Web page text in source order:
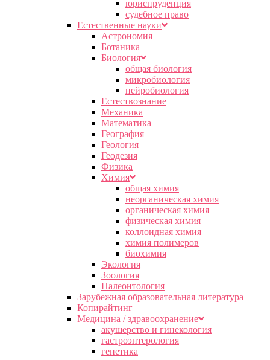
юриспруденция
судебное право
Естественные науки
Астрономия
Ботаника
Биология
общая биология
микробиология
нейробиология
Естествознание
Механика
Математика
География
Геология
Геодезия
Физика
Химия
общая химия
неорганическая химия
органическая химия
физическая химия
коллоидная химия
химия полимеров
биохимия
Экология
Зоология
Палеонтология
Зарубежная образовательная литература
Копирайтинг
Медицина / здравоохранение
акушерство и гинекология
гастроэнтерология
генетика